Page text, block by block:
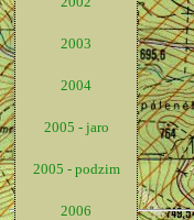
2003
2004
2005 - jaro
2005 - podzim
2006